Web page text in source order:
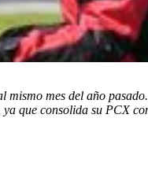
mes del año
que consolida su PCX